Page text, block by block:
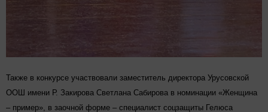
Также в конкурсе участвовали заместитель директора Урусовской
ООШ имени Р. Закирова Светлана Сабирова в номинации «Женщина
– пример», в заочной форме – специалист соцзащиты Гелюса